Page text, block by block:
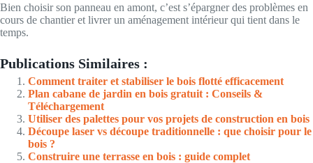
Bien choisir son panneau en amont, c’est s’épargner des problèmes en
cours de chantier et livrer un aménagement intérieur qui tient dans le
temps.
Publications Similaires :
Comment traiter et stabiliser le bois flotté efficacement
Plan cabane de jardin en bois gratuit : Conseils &
Téléchargement
Utiliser des palettes pour vos projets de construction en bois
Découpe laser vs découpe traditionnelle : que choisir pour le
bois ?
Construire une terrasse en bois : guide complet